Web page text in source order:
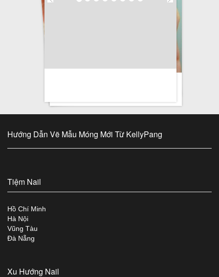
Hướng Dẫn Vẽ Mẫu Móng Mới Từ KellyPang
Tiệm Nail
Hồ Chí Minh
Hà Nội
Vũng Tàu
Đà Nẵng
Xu Hướng Nail